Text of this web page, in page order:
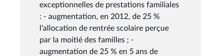
exceptionnelles de prestations familiales
: - augmentation, en 2012, de 25 %
l'allocation de rentrée scolaire perçue
par la moitié des familles ; -
augmentation de 25 % en 5 ans de